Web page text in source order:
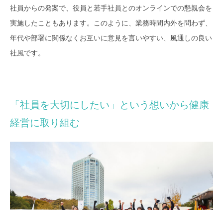
社員からの発案で、役員と若手社員とのオンラインでの懇親会を
実施したこともあります。このように、業務時間内外を問わず、
年代や部署に関係なくお互いに意見を言いやすい、風通しの良い
社風です。
「社員を大切にしたい」という想いから健康
経営に取り組む